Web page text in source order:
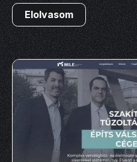
Elolvasom